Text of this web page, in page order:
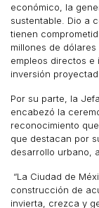
económico, la
sustentable. Dio a
tienen
millones de
empleos directos e
inversión
Por su parte, la
encabezó la
reconocimiento
que destacan por
desarrollo urbano,
“La Ciudad de
construcción de
invierta, crezca y